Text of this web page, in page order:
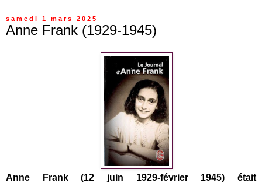
samedi 1 mars 2025
Anne Frank (1929-1945)
Anne Frank(12 juin 1929-février 1945) était